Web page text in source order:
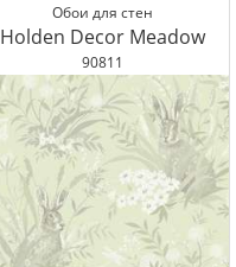
Обои для стен
Holden Decor Meadow
90811